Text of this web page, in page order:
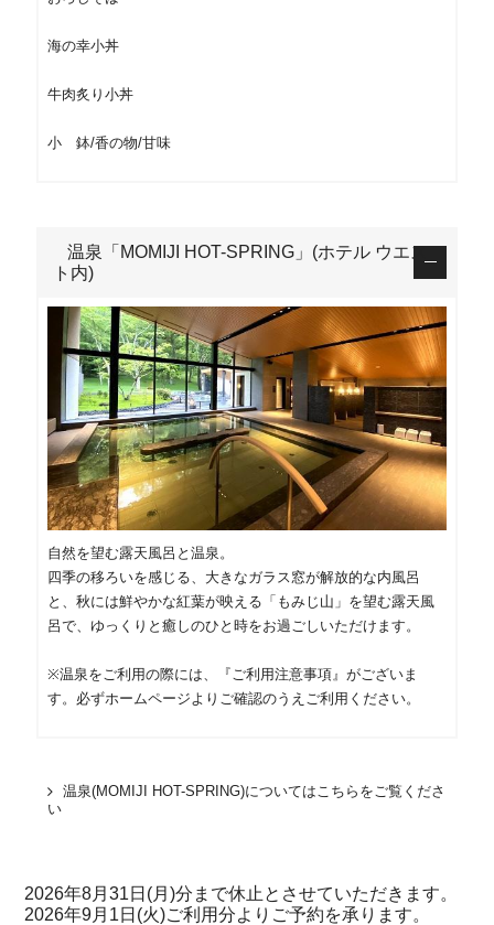
海の幸小丼
牛肉炙り小丼
小 鉢/香の物/甘味
温泉「MOMIJI HOT-SPRING」(ホテル ウエス
ト内)
自然を望む露天風呂と温泉。
四季の移ろいを感じる、大きなガラス窓が解放的な内風呂
と、秋には鮮やかな紅葉が映える「もみじ山」を望む露天風
呂で、ゆっくりと癒しのひと時をお過ごしいただけます。
※温泉をご利用の際には、『ご利用注意事項』がございま
す。必ずホームページよりご確認のうえご利用ください。
温泉(MOMIJI HOT-SPRING)についてはこちらをご覧くださ
い
2026年8月31日(月)分まで休止とさせていただきます。
2026年9月1日(火)ご利用分よりご予約を承ります。